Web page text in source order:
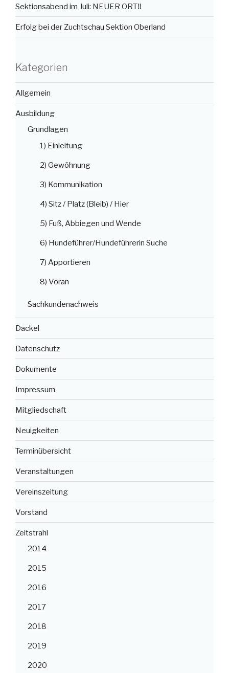
Sektionsabend im Juli: NEUER ORT‼️
Erfolg bei der Zuchtschau Sektion Oberland
Kategorien
Allgemein
Ausbildung
Grundlagen
1) Einleitung
2) Gewöhnung
3) Kommunikation
4) Sitz / Platz (Bleib) / Hier
5) Fuß, Abbiegen und Wende
6) Hundeführer/Hundeführerin Suche
7) Apportieren
8) Voran
Sachkundenachweis
Dackel
Datenschutz
Dokumente
Impressum
Mitgliedschaft
Neuigkeiten
Terminübersicht
Veranstaltungen
Vereinszeitung
Vorstand
Zeitstrahl
2014
2015
2016
2017
2018
2019
2020